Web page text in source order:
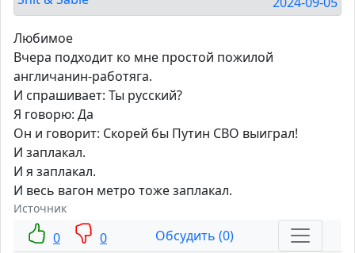
Любимое
Вчера подходит ко мне простой пожилой
англичанин-работяга.
И спрашивает: Ты русский?
Я говорю: Да
Он и говорит: Скорей бы Путин СВО выиграл!
И заплакал.
И я заплакал.
И весь вагон метро тоже заплакал.
Источник
0 0
Обсудить (0)